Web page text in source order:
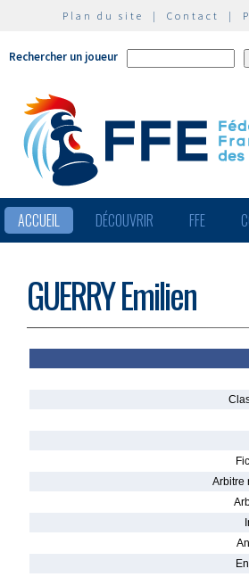
Plan du site | Contact |
Rechercher un joueur
ACCUEIL DÉCOUVRIR FFE
GUERRY Emilien
Arbitre